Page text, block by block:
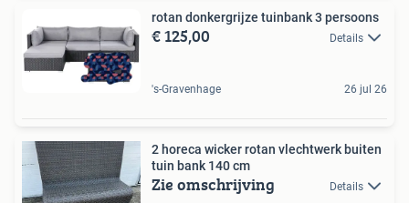
rotan donkergrijze tuinbank 3 persoons
€ 125,00 Details
's-Gravenhage 26 jul 26
2 horeca wicker rotan vlechtwerk buiten
tuin bank 140 cm
Zie omschrijving Details